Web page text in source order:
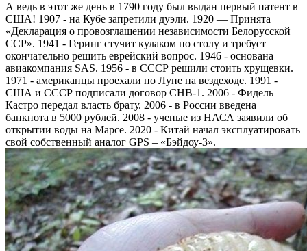
А ведь в этот же день в 1790 году был выдан первый патент в
США! 1907 - на Кубе запретили дуэли. 1920 — Принята
«Декларация о провозглашении независимости Белорусской
ССР». 1941 - Геринг стучит кулаком по столу и требует
окончательно решить еврейский вопрос. 1946 - основана
авиакомпания SAS. 1956 - в СССР решили стоить хрущевки.
1971 - американцы проехали по Луне на вездеходе. 1991 -
США и СССР подписали договор СНВ-1. 2006 - Фидель
Кастро передал власть брату. 2006 - в России введена
банкнота в 5000 рублей. 2008 - ученые из НАСА заявили об
открытии воды на Марсе. 2020 - Китай начал эксплуатировать
свой собственный аналог GPS – «Бэйдоу-3».